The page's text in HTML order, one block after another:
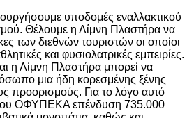
υποδομές εναλλακτικού
Θέλουμε η Λίμνη Πλαστήρα να
των διεθνών τουριστών οι οποίοι
και φυσιολατρικές εμπειρίες.
η Λίμνη Πλαστήρα μπορεί να
μια ήδη κορεσμένης ξένης
προορισμούς. Για το λόγο αυτό
ΟΦΥΠΕΚΑ επένδυση 735.000